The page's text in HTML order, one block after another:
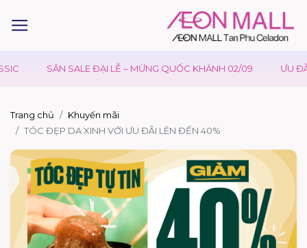
SĂN SALE ĐẠI LỄ – MỪNG QUỐC KHÁNH 02/09 ƯU
Trang chủ
Khuyến mãi
TÓC ĐẸP DA XINH VỚI ƯU ĐÃI LÊN ĐẾN 40%